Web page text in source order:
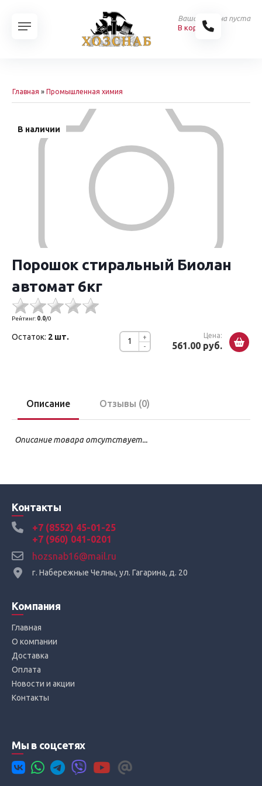
Ваша корзина пуста
В корзину
Главная » Промышленная химия
В наличии
Порошок стиральный Биолан
автомат 6кг
Рейтинг: 0.0/0
-
+ Цена:
561.00 руб.
Остаток: 2 шт.
Описание Отзывы (0)
Описание товара отсутствует...
Контакты
+7 (8552) 45-01-25
+7 (960) 041-0201
hozsnab16@mail.ru
г. Набережные Челны, ул. Гагарина, д. 20
Компания
Главная
О компании
Доставка
Оплата
Новости и акции
Контакты
Мы в соцсетях